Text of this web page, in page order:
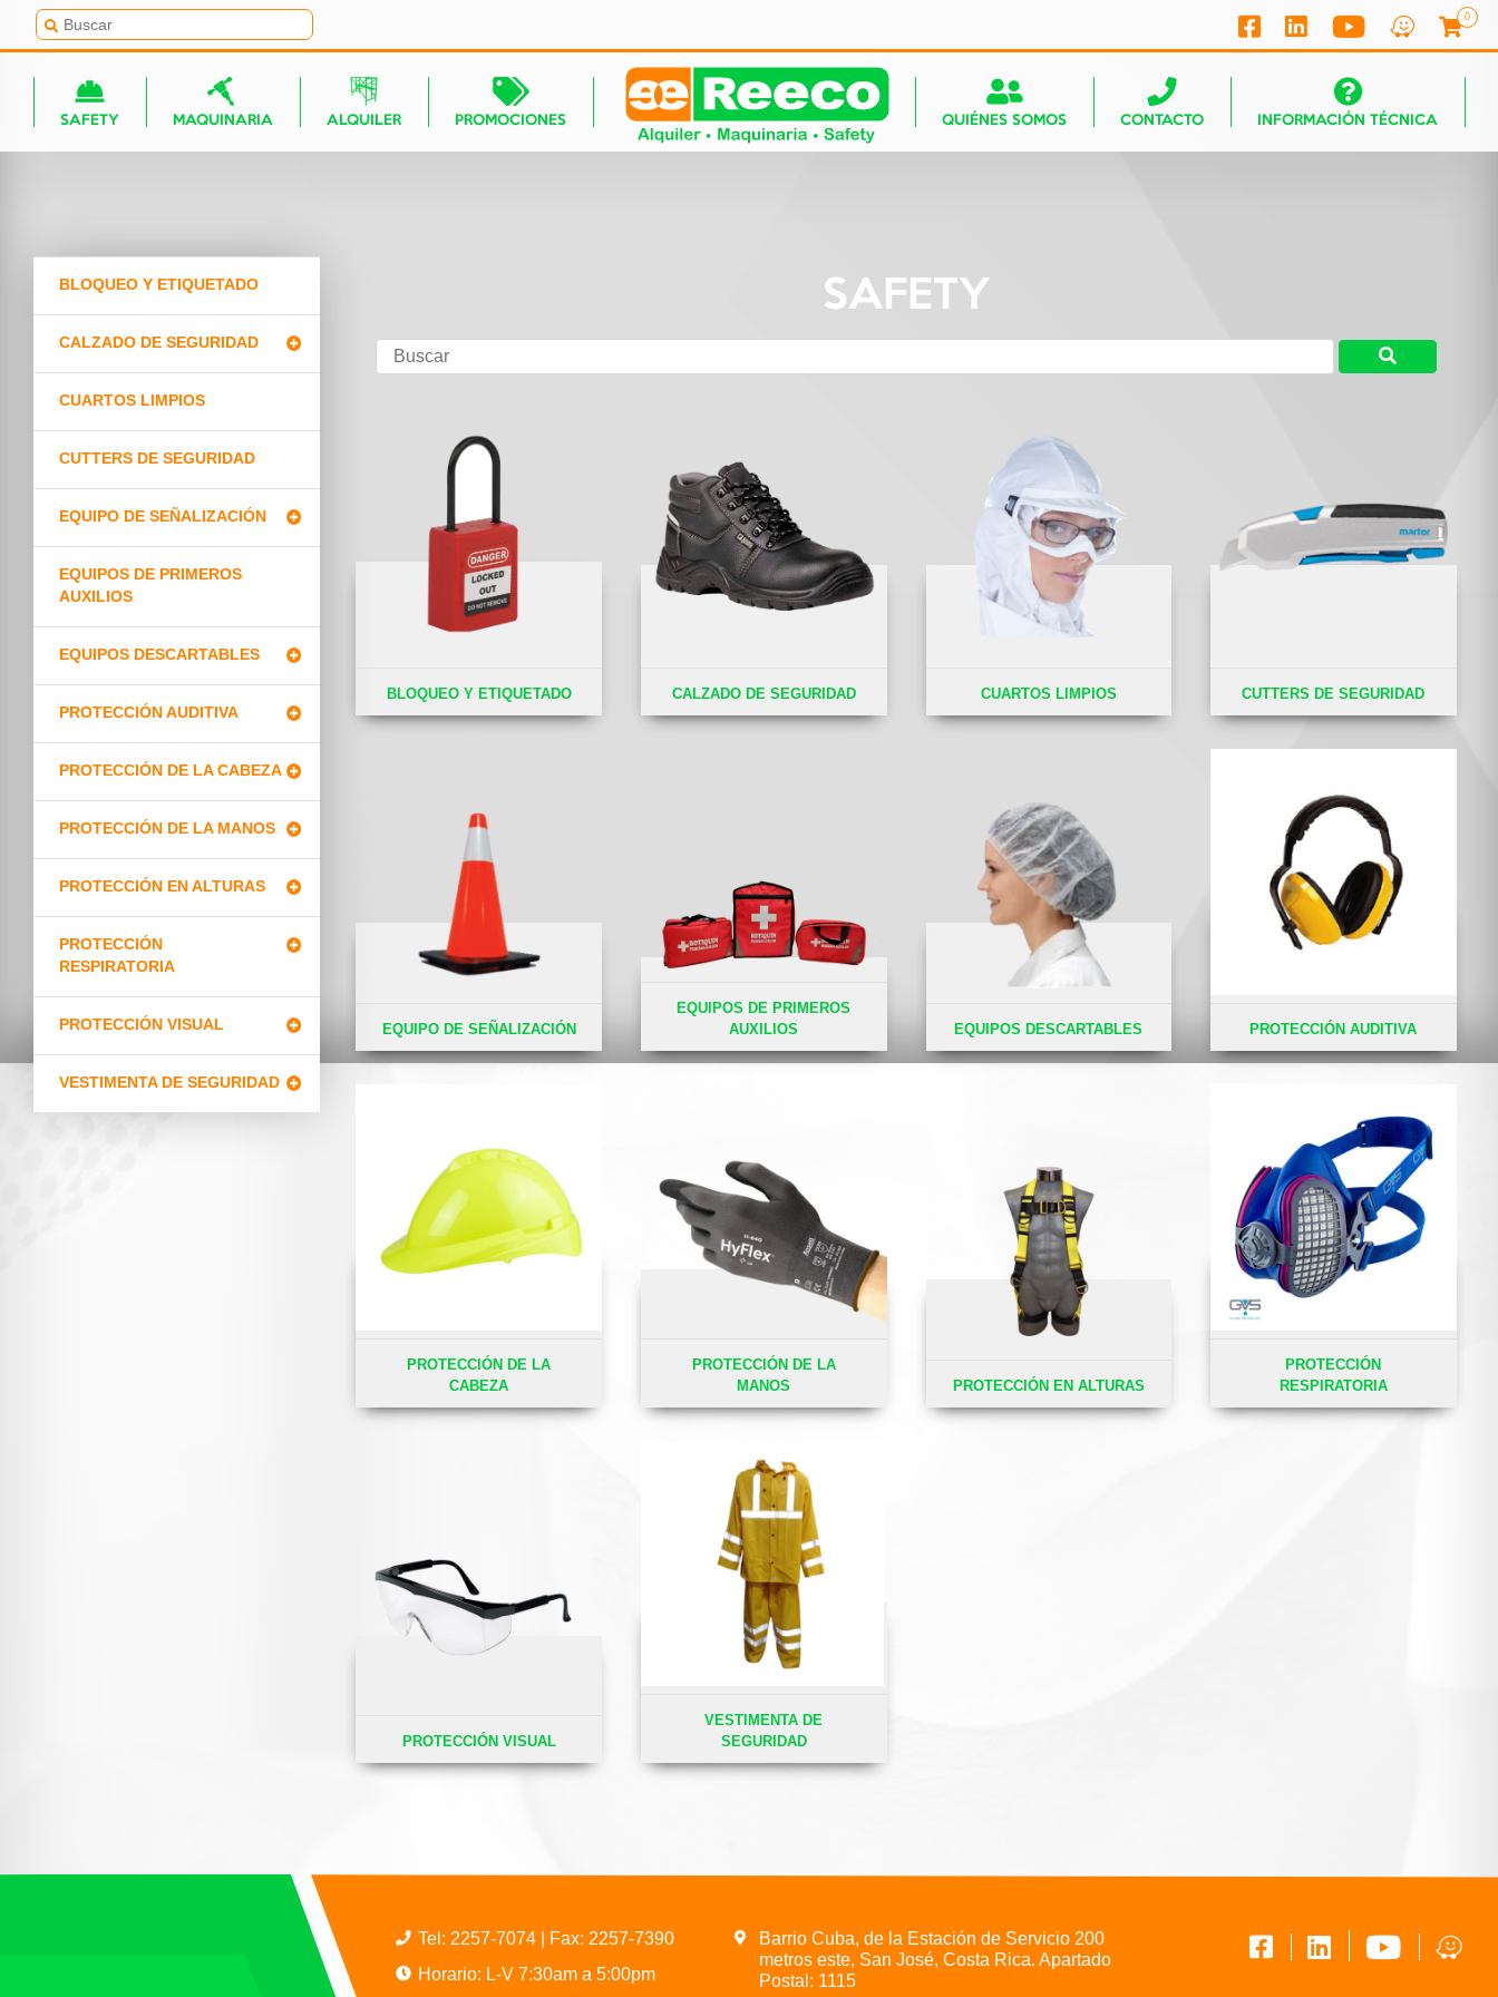
0
SAFETY MAQUINARIA ALQUILER PROMOCIONES QUIÉNES SOMOS CONTACTO INFORMACIÓN TÉCNICA
BLOQUEO Y ETIQUETADO
CALZADO DE SEGURIDAD
CUARTOS LIMPIOS
CUTTERS DE SEGURIDAD
EQUIPO DE SEÑALIZACIÓN
EQUIPOS DE PRIMEROS
AUXILIOS
EQUIPOS DESCARTABLES
PROTECCIÓN AUDITIVA
PROTECCIÓN DE LA CABEZA
PROTECCIÓN DE LA MANOS
PROTECCIÓN EN ALTURAS
PROTECCIÓN
RESPIRATORIA
PROTECCIÓN VISUAL
VESTIMENTA DE SEGURIDAD
SAFETY
BLOQUEO Y ETIQUETADO CALZADO DE SEGURIDAD CUARTOS LIMPIOS CUTTERS DE SEGURIDAD
EQUIPO DE SEÑALIZACIÓN
EQUIPOS DE PRIMEROS
AUXILIOS
EQUIPOS DESCARTABLES PROTECCIÓN AUDITIVA
PROTECCIÓN DE LA
CABEZA
PROTECCIÓN DE LA
MANOS
PROTECCIÓN EN ALTURAS
PROTECCIÓN
RESPIRATORIA
PROTECCIÓN VISUAL
VESTIMENTA DE
SEGURIDAD
Tel: 2257-7074
| Fax: 2257-7390
Horario: L-V 7:30am a 5:00pm
Barrio Cuba, de la Estación de Servicio 200
metros este, San José, Costa Rica. Apartado
Postal: 1115